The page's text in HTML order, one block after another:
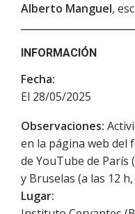
Alberto Manguel,
INFORMACIÓN
Fecha:
El 28/05/2025
Observaciones:
en la página web del
de YouTube de París
y Bruselas (a las 12
Lugar: